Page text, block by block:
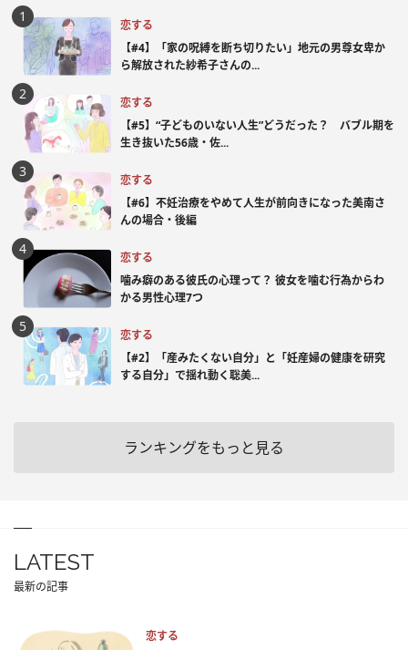
恋する
【#4】「家の呪縛を断ち切りたい」地元の男尊女卑か
ら解放された紗希子さんの...
恋する
【#5】“子どものいない人生”どうだった？ バブル期を
生き抜いた56歳・佐...
恋する
【#6】不妊治療をやめて人生が前向きになった美南さ
んの場合・後編
恋する
噛み癖のある彼氏の心理って？ 彼女を噛む行為からわ
かる男性心理7つ
恋する
【#2】「産みたくない自分」と「妊産婦の健康を研究
する自分」で揺れ動く聡美...
ランキングをもっと見る
LATEST
最新の記事
恋する